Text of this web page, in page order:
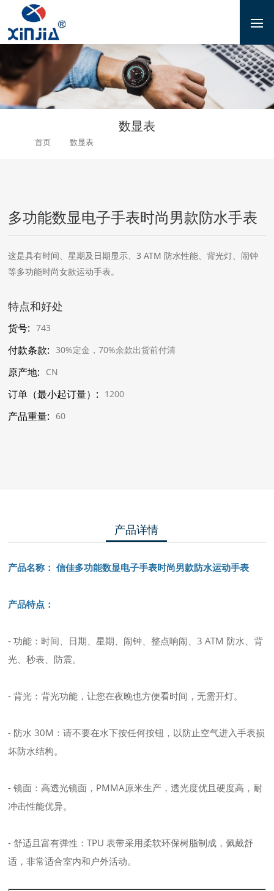
数显表
首页 数显表
多功能数显电子手表时尚男款防水手表
这是具有时间、星期及日期显示、3 ATM 防水性能、背光灯、闹钟
等多功能时尚女款运动手表。
特点和好处
货号: 743
付款条款: 30%定金，70%余款出货前付清
原产地: CN
订单（最小起订量）: 1200
产品重量: 60
产品详情
产品名称： 信佳多功能数显电子手表时尚男款防水运动手表
产品特点：
- 功能：时间、日期、星期、闹钟、整点响闹、3 ATM 防水、背
光、秒表、防震。
- 背光：背光功能，让您在夜晚也方便看时间，无需开灯。
- 防水 30M：请不要在水下按任何按钮，以防止空气进入手表损
坏防水结构。
- 镜面：高透光镜面，PMMA原米生产，透光度优且硬度高，耐
冲击性能优异。
- 舒适且富有弹性：TPU 表带采用柔软环保树脂制成，佩戴舒
适，非常适合室内和户外活动。